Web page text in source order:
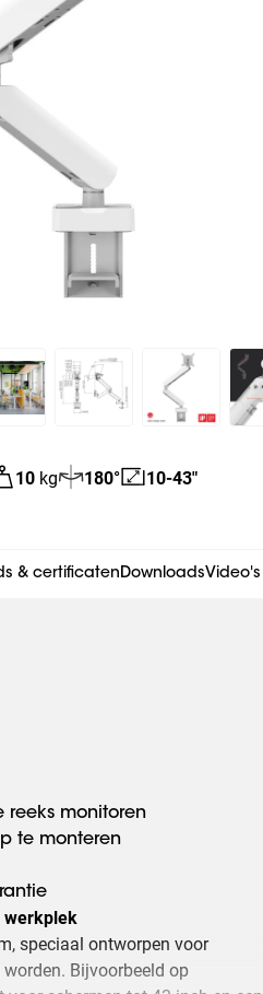
10 kg 180° 10-43"
& certificatenDownloadsVideo's
reeks monitoren
te monteren
werkplek
speciaal ontworpen voor
Bijvoorbeeld op